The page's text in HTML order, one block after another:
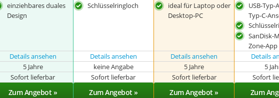
einziehbares duales
Design
Schlüsselringloch
ideal für Laptop oder
Desktop-PC
USB-Typ-
Typ-C-
SanDisk-
Zone-App
Details ansehen Details ansehen Details ansehen Details
5 Jahre keine Angabe 5 Jahre 5
Sofort lieferbar Sofort lieferbar Sofort lieferbar Sofort
Zum Angebot » Zum Angebot » Zum Angebot » Zum